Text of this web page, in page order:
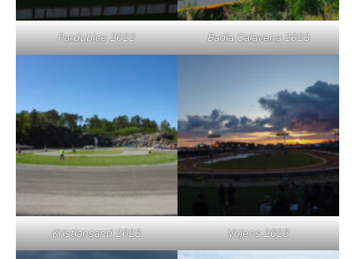
Pardubice 2022 Badia Calavena 2023
Kristiansand 2023 Vojens 2023